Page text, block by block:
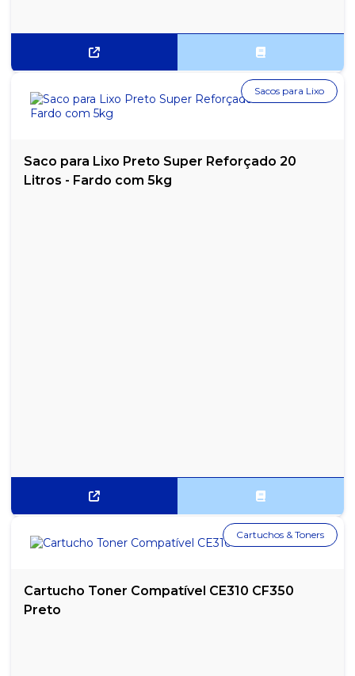
Saco para Lixo Preto Super Reforçado 20
Litros - Fardo com 5kg
Sacos para Lixo
Cartucho Toner Compatível CE310 CF350
Preto
Cartuchos & Toners